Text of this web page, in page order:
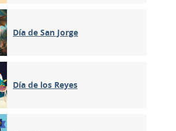
Día de San Jorge
Día de los Reyes